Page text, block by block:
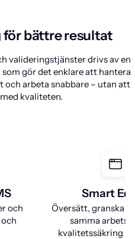
bättre resultat
valideringstjänster drivs av en
gör det enklare att hantera
arbeta snabbare – utan att
kvaliteten.
och
Smart
Översätt, granska
samma
kvalitetssäkring i